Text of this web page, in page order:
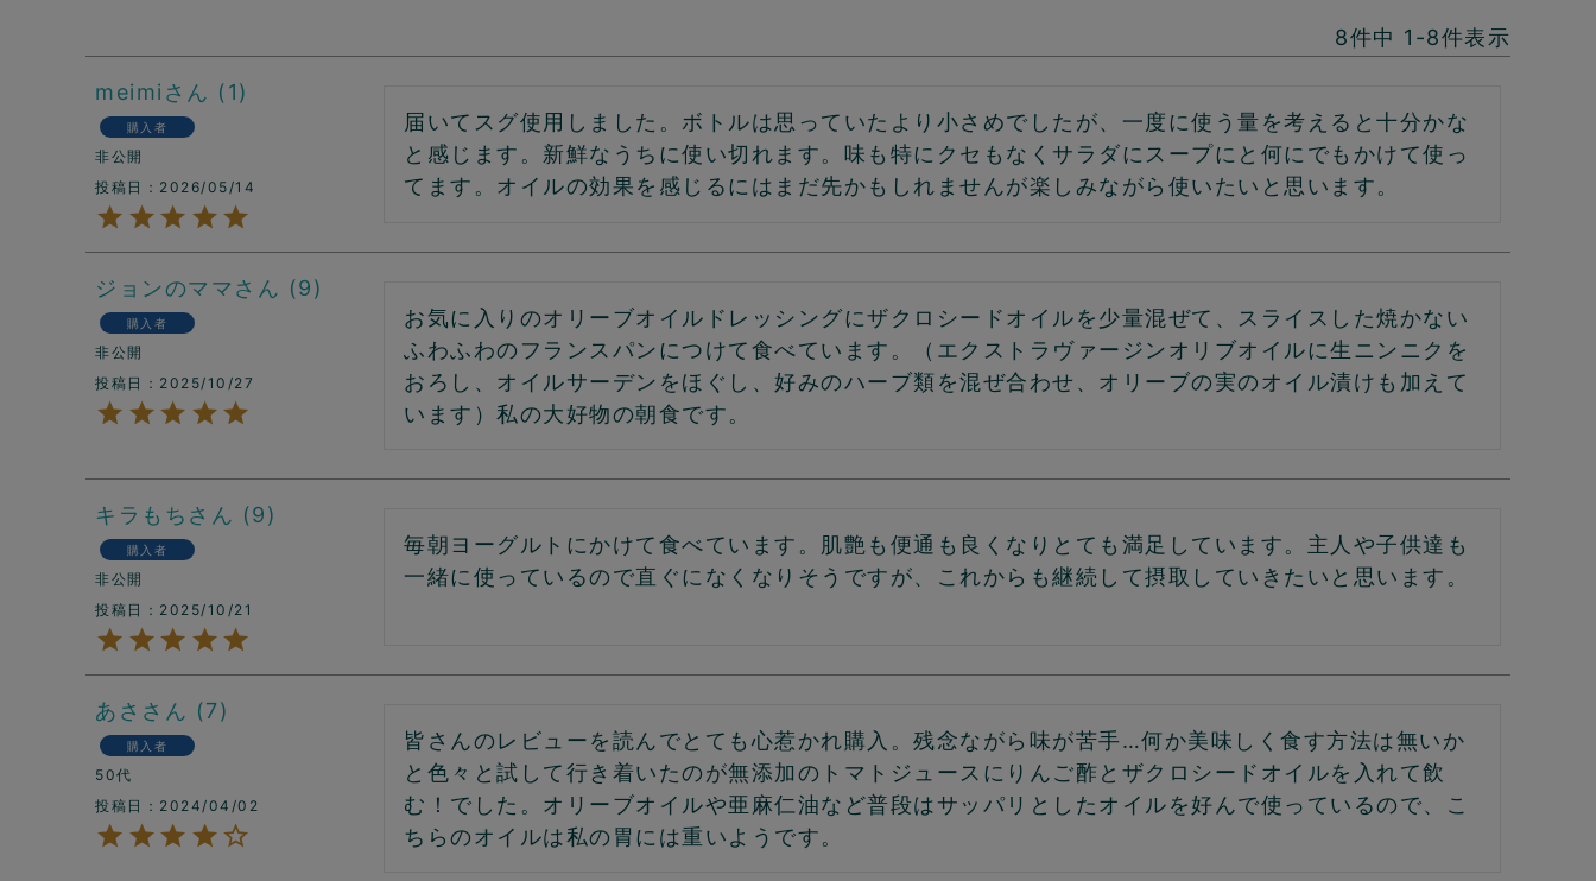
8件中 1 -8件表示
meimi 1
購入者
非公開
投稿日
2026/05/14
届いてスグ使用しました。ボトルは思っていたより小さめでしたが、一度に使う量を考えると十分かな
と感じます。新鮮なうちに使い切れます。味も特にクセもなくサラダにスープにと何にでもかけて使っ
てます。オイルの効果を感じるにはまだ先かもしれませんが楽しみながら使いたいと思います。
ジョンのママ 9
購入者
非公開
投稿日
2025/10/27
お気に入りのオリーブオイルドレッシングにザクロシードオイルを少量混ぜて、スライスした焼かない
ふわふわのフランスパンにつけて食べています。（エクストラヴァージンオリブオイルに生ニンニクを
おろし、オイルサーデンをほぐし、好みのハーブ類を混ぜ合わせ、オリーブの実のオイル漬けも加えて
います）私の大好物の朝食です。
キラもち 9
購入者
非公開
投稿日
2025/10/21
毎朝ヨーグルトにかけて食べています。肌艶も便通も良くなりとても満足しています。主人や子供達も
一緒に使っているので直ぐになくなりそうですが、これからも継続して摂取していきたいと思います。
あさ 7
購入者
50代
投稿日
2024/04/02
皆さんのレビューを読んでとても心惹かれ購入。残念ながら味が苦手…何か美味しく食す方法は無いか
と色々と試して行き着いたのが無添加のトマトジュースにりんご酢とザクロシードオイルを入れて飲
む！でした。オリーブオイルや亜麻仁油など普段はサッパリとしたオイルを好んで使っているので、こ
ちらのオイルは私の胃には重いようです。